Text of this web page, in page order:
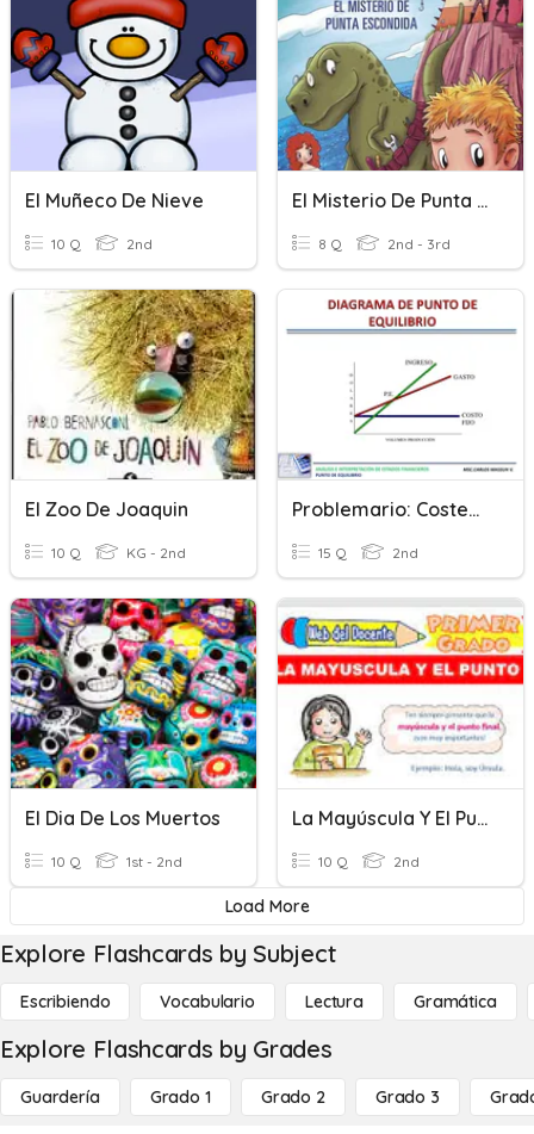
El Muñeco De Nieve
10 Q 2nd
El Misterio De Punta Escondida
8 Q 2nd - 3rd
El Zoo De Joaquin
10 Q KG - 2nd
Problemario: Costeo Y Punto De Equilibrio
15 Q 2nd
El Dia De Los Muertos
10 Q 1st - 2nd
La Mayúscula Y El Punto
10 Q 2nd
Load More
Explore Flashcards by Subject
Escribiendo Vocabulario Lectura Gramática
Explore Flashcards by Grades
Guardería Grado 1 Grado 2 Grado 3